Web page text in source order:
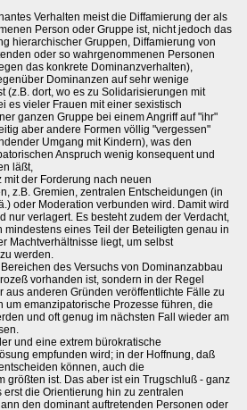
Verhalten meist die Diffamierung der als
Person oder Gruppe ist, nicht jedoch das
hierarchischer Gruppen, Diffamierung von
oder so wahrgenommenen Personen
das konkrete Dominanzverhalten),
Dominanzen auf sehr wenige
(z.B. dort, wo es zu Solidarisierungen mit
es vieler Frauen mit einer sexistisch
ganzen Gruppe bei einem Angriff auf "ihr"
aber andere Formen völlig "vergessen"
Umgang mit Kindern), was den
Anspruch wenig konsequent und
läßt,
der Forderung nach neuen
z.B. Gremien, zentralen Entscheidungen (in
oder Moderation verbunden wird. Damit wird
nur verlagert. Es besteht zudem der Verdacht,
mindestens eines Teil der Beteiligten genau in
Machtverhältnisse liegt, um selbst
werden.
des Versuchs von Dominanzabbau
vorhanden ist, sondern in der Regel
aus anderen Gründen veröffentlichte Fälle zu
um emanzipatorische Prozesse führen, die
und oft genug im nächsten Fall wieder am
und eine extrem bürokratische
empfunden wird; in der Hoffnung, daß
können, auch die
größten ist. Das aber ist ein Trugschluß - ganz
erst die Orientierung hin zu zentralen
den dominant auftretenden Personen oder